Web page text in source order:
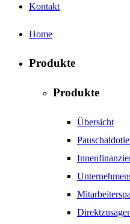
Kontakt
Home
Produkte
Produkte
Übersicht